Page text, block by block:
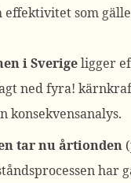
effektivitet som
i Sverigeligger
ned fyra!
konsekvensanalys.
tar nu årtionden
har